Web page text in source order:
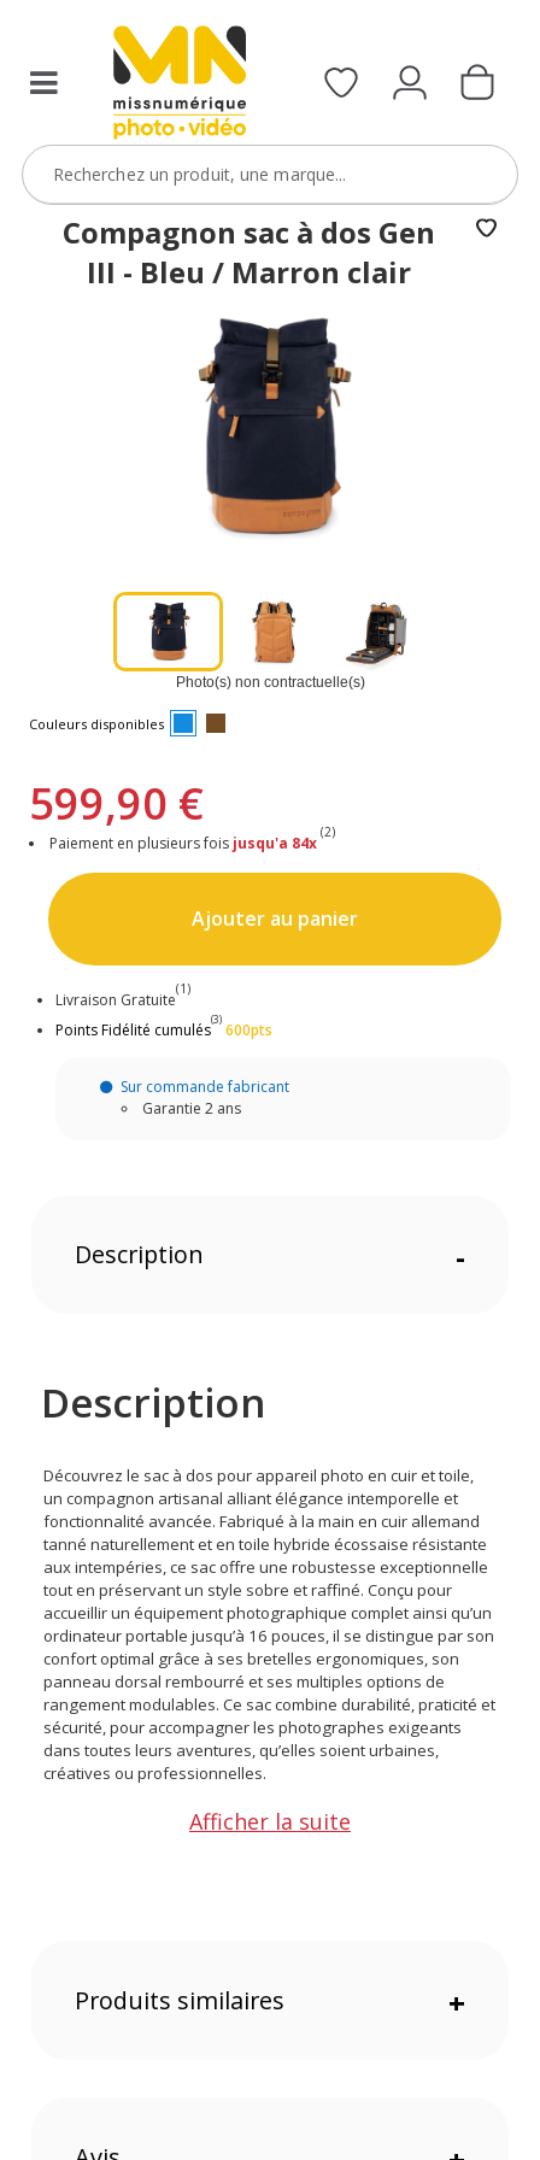
Compagnon sac à dos Gen
III - Bleu / Marron clair
Photo(s) non contractuelle(s)
Couleurs disponibles
599,90 €
Paiement en plusieurs fois jusqu'a 84x
(2)
Ajouter au panier
Livraison Gratuite
(1)
Points Fidélité cumulés
(3)
600pts
Sur commande fabricant
Garantie 2 ans
Description -
Description
Découvrez le sac à dos pour appareil photo en cuir et toile,
un compagnon artisanal alliant élégance intemporelle et
fonctionnalité avancée. Fabriqué à la main en cuir allemand
tanné naturellement et en toile hybride écossaise résistante
aux intempéries, ce sac offre une robustesse exceptionnelle
tout en préservant un style sobre et raffiné. Conçu pour
accueillir un équipement photographique complet ainsi qu’un
ordinateur portable jusqu’à 16 pouces, il se distingue par son
confort optimal grâce à ses bretelles ergonomiques, son
panneau dorsal rembourré et ses multiples options de
rangement modulables. Ce sac combine durabilité, praticité et
sécurité, pour accompagner les photographes exigeants
dans toutes leurs aventures, qu’elles soient urbaines,
créatives ou professionnelles.
Caractéristiques du sac à dos Gen III - Bleu / Marron clair
vide)
Compartiment pour ordinateur portable : convient jusqu'à 15
Afficher la suite
Produits similaires +